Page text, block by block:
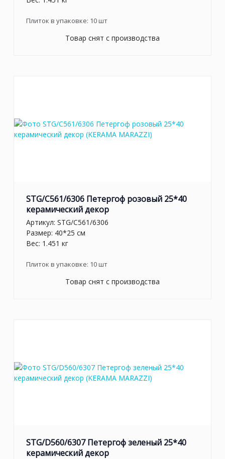
Плиток в упаковке: 10шт
Товар снят с производства
STG/C561/6306 Петергоф розовый 25*40
керамический декор
Артикул: STG/C561/6306
Размер: 40*25 см
Вес: 1.451 кг
Плиток в упаковке: 10шт
Товар снят с производства
STG/D560/6307 Петергоф зеленый 25*40
керамический декор